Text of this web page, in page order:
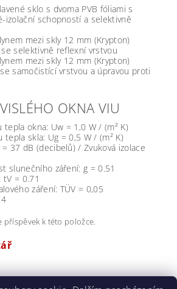
sklo s dvoma PVB fóliami s
izolační schopností a selektivně
mezi skly 12 mm (Krypton)
selektivně reflexní vrstvou
mezi skly 12 mm (Krypton)
samočistící vrstvou a úpravou proti
OKNA VIU
okna: Uw = 1,0 W / (m² K)
skla: Ug = 0,5 W / (m² K)
37 dB (decibelů) / Zvuková izolace
slunečního záření: g = 0.51
= 0.71
záření: TÜV = 0,05
k této položce.